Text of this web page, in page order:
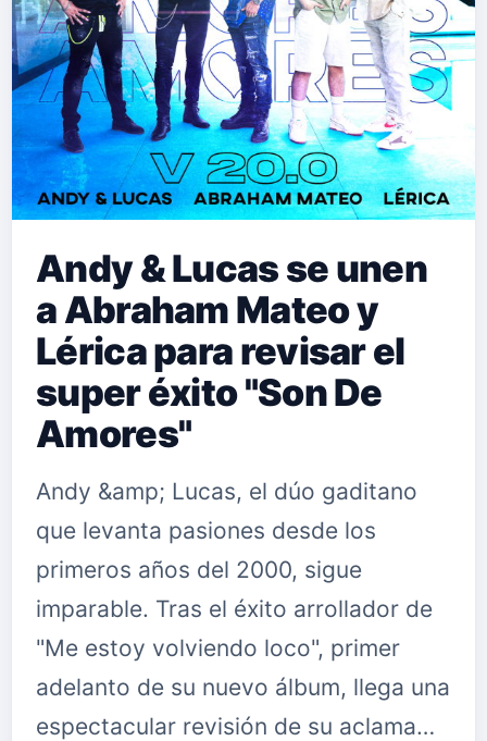
Andy & Lucas se unen
a Abraham Mateo y
Lérica para revisar el
super éxito "Son De
Amores"
Andy &amp; Lucas, el dúo gaditano
que levanta pasiones desde los
primeros años del 2000, sigue
imparable. Tras el éxito arrollador de
"Me estoy volviendo loco", primer
adelanto de su nuevo álbum, llega una
espectacular revisión de su aclama…